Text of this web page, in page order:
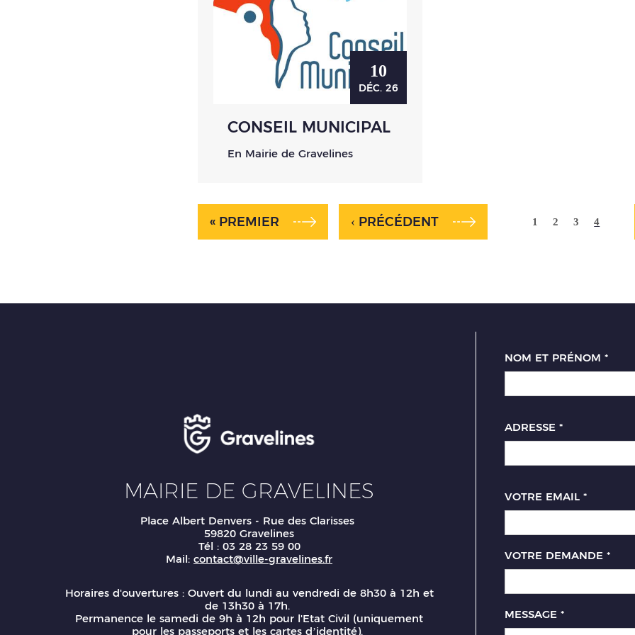
10
DÉC. 26
CONSEIL MUNICIPAL
En Mairie de Gravelines
« PREMIER ‹ PRÉCÉDENT 1 2 3 4
MAIRIE DE GRAVELINES
Place Albert Denvers - Rue des Clarisses
59820 Gravelines
Tél : 03 28 23 59 00
Mail: contact@ville-gravelines.fr
Horaires d'ouvertures : Ouvert du lundi au vendredi de 8h30 à 12h et
de 13h30 à 17h.
Permanence le samedi de 9h à 12h pour l'Etat Civil (uniquement
pour les passeports et les cartes d’identité).
NOM ET PRÉNOM *
ADRESSE *
VOTRE EMAIL *
VOTRE DEMANDE *
MESSAGE *